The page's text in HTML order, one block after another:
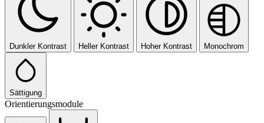
Dunkler Kontrast Heller Kontrast Hoher Kontrast Monochrom
Sättigung
Orientierungsmodule